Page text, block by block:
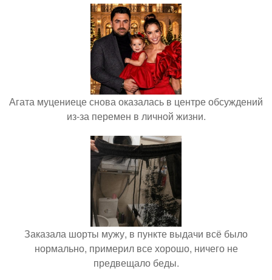
Агата муцениеце снова оказалась в центре обсуждений
из-за перемен в личной жизни.
Заказала шорты мужу, в пункте выдачи всё было
нормально, примерил все хорошо, ничего не
предвещало беды.